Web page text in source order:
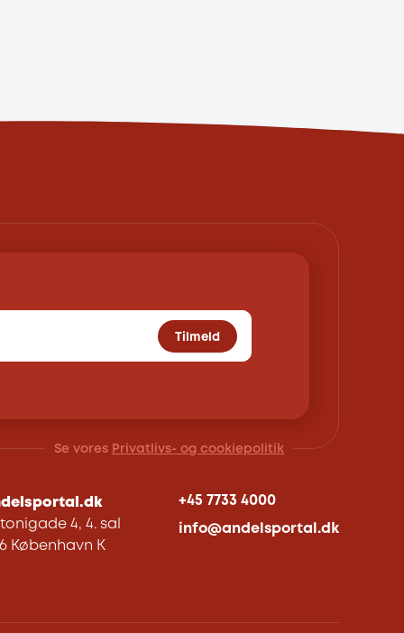
Tilmeld
Se vores Privatlivs- og cookiepolitik
4, 4. sal
København K
+45 7733 4000
info@andelsportal.dk